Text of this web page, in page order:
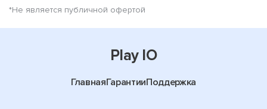
*Не является публичной офертой
Play IO
ГлавнаяГарантииПоддержка